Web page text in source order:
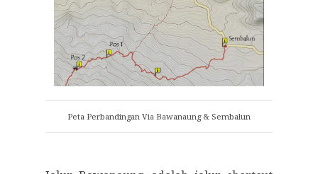
Peta Perbandingan Via Bawanaung & Sembalun